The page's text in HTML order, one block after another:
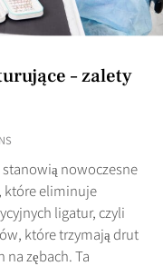
– zalety
nowoczesne
które eliminuje
ligatur, czyli
które trzymają drut
zębach. Ta